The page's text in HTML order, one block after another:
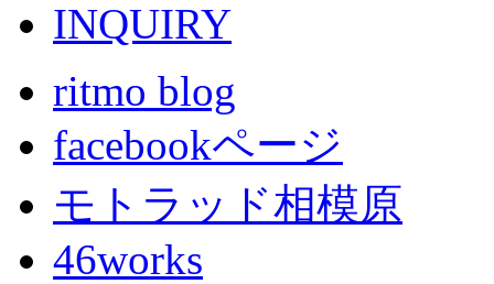
ritmo blog
facebookページ
モトラッド相模原
46works